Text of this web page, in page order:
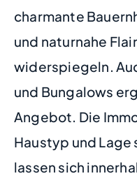
charmante
und naturnahe
widerspiegeln.
und Bungalows
Angebot. Die
Haustyp und
lassen sich